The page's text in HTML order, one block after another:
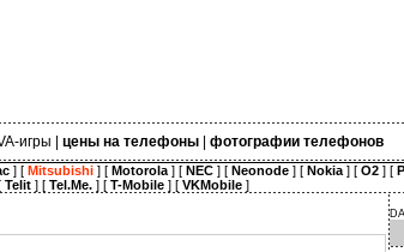
игры цены на телефоны| фотографии телефонов
] [ Mitsubishi] [ Motorola] [ NEC] [ Neonode] [ Nokia] [ O2] [
Telit] [ Tel.Me.] [ T-Mobile] [ VKMobile]